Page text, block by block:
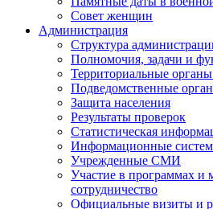
Совет женщин
Администрация
Структура
Полномочия, задачи и
Территориальные органы
Подведомственные
Защита населения
Результаты проверок
Статистическая
Информационные
Учрежденные СМИ
Участие в программах и
сотрудничество
Официальные визиты и